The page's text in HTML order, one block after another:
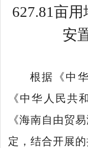
627.81亩用
安
根据《中
《中华人民共
《海南自由贸
定，结合开展